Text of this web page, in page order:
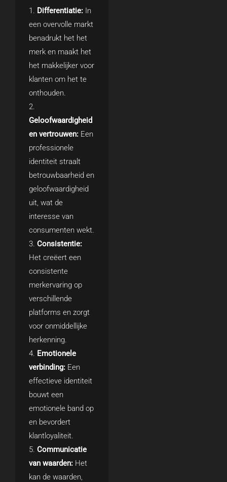
Differentiatie: In
een overvolle markt
benadrukt het het
merk en maakt het
het makkelijker voor
klanten om het te
onthouden.
Geloofwaardigheid
en vertrouwen: Een
professionele
identiteit straalt
betrouwbaarheid en
geloofwaardigheid
uit, wat de
interesse van
consumenten wekt.
Consistentie:
Het creëert een
consistente
merkervaring op
verschillende
platforms en zorgt
voor onmiddellijke
herkenning.
Emotionele
verbinding: Een
effectieve identiteit
bouwt een
emotionele band op
en bevordert
klantloyaliteit.
Communicatie
van waarden: Het
kan de waarden,